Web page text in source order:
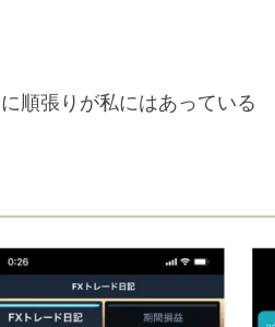
順張りが私にはあっている